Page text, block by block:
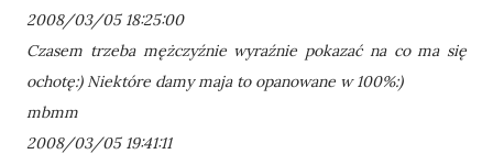
2008/03/05 18:25:00
Czasem trzeba mężczyźnie wyraźnie pokazać na co ma się
ochotę:) Niektóre damy maja to opanowane w 100%:)
mbmm
2008/03/05 19:41:11